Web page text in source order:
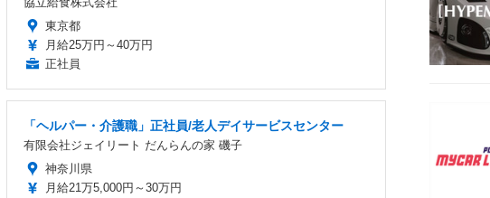
東京都
月給25万円～40万円
正社員
「ヘルパー・介護職」正社員/老人デイサービスセンター
有限会社ジェイリート だんらんの家 磯子
神奈川県
月給21万5,000円～30万円